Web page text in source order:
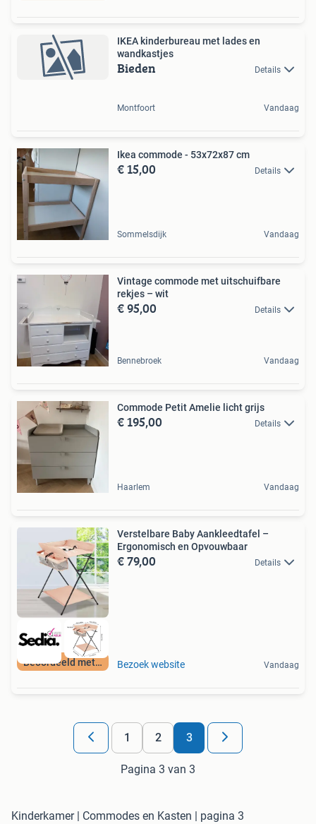
IKEA kinderbureau met lades en
wandkastjes
Bieden Details
Montfoort Vandaag
Ikea commode - 53x72x87 cm
€ 15,00 Details
Sommelsdijk Vandaag
Vintage commode met uitschuifbare
rekjes – wit
€ 95,00 Details
Bennebroek Vandaag
Commode Petit Amelie licht grijs
€ 195,00 Details
Haarlem Vandaag
Beoordeeld met 9+
Verstelbare Baby Aankleedtafel –
Ergonomisch en Opvouwbaar
€ 79,00 Details
Bezoek website Vandaag
1 2 3
Pagina 3 van 3
Kinderkamer | Commodes en Kasten | pagina 3